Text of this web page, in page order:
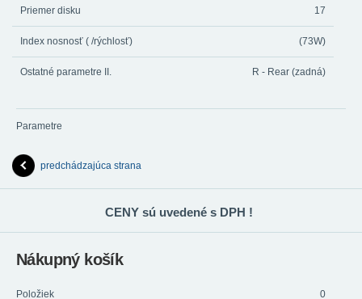
Priemer disku 17
Index nosnosť ( /rýchlosť) (73W)
Ostatné parametre II. R - Rear (zadná)
Parametre
predchádzajúca strana
CENY sú uvedené s DPH !
Nákupný košík
Položiek 0